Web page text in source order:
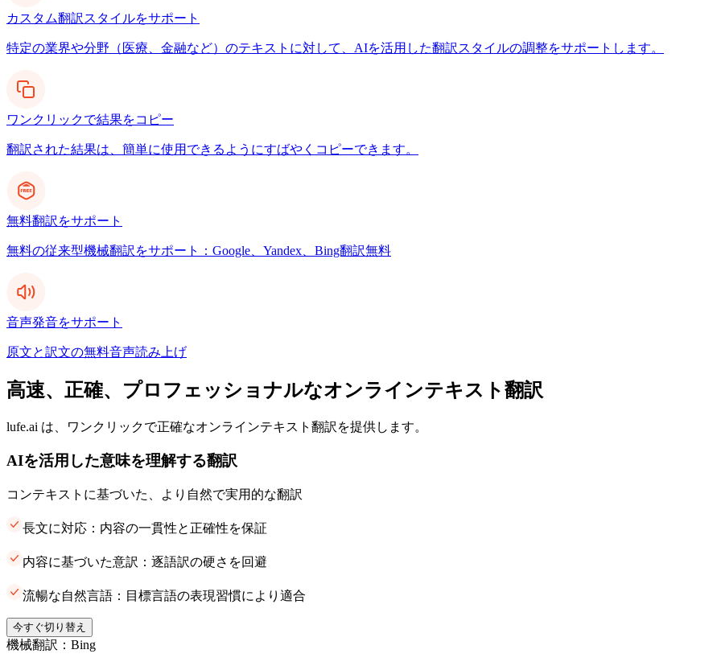
カスタム翻訳スタイルをサポート
特定の業界や分野（医療、金融など）のテキストに対して、AIを活用した翻訳スタイルの調整をサポートします。
ワンクリックで結果をコピー
翻訳された結果は、簡単に使用できるようにすばやくコピーできます。
無料翻訳をサポート
無料の従来型機械翻訳をサポート：Google、Yandex、Bing翻訳無料
音声発音をサポート
原文と訳文の無料音声読み上げ
高速、正確、プロフェッショナルなオンラインテキスト翻訳
lufe.ai は、ワンクリックで正確なオンラインテキスト翻訳を提供します。
AIを活用した意味を理解する翻訳
コンテキストに基づいた、より自然で実用的な翻訳
長文に対応：内容の一貫性と正確性を保証
内容に基づいた意訳：逐語訳の硬さを回避
流暢な自然言語：目標言語の表現習慣により適合
今すぐ切り替え
機械翻訳：Bing